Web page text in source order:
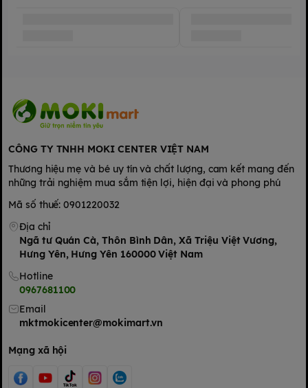
CÔNG TY TNHH MOKI CENTER VIỆT NAM
Thương hiệu mẹ và bé uy tín và chất lượng, cam kết mang đến
những trải nghiệm mua sắm tiện lợi, hiện đại và phong phú
Mã số thuế: 0901220032
Địa chỉ
Ngã tư Quán Cà, Thôn Bình Dân, Xã Triệu Việt Vương,
Hưng Yên, Hưng Yên 160000 Việt Nam
Hotline
0967681100
Email
mktmokicenter@mokimart.vn
Mạng xã hội